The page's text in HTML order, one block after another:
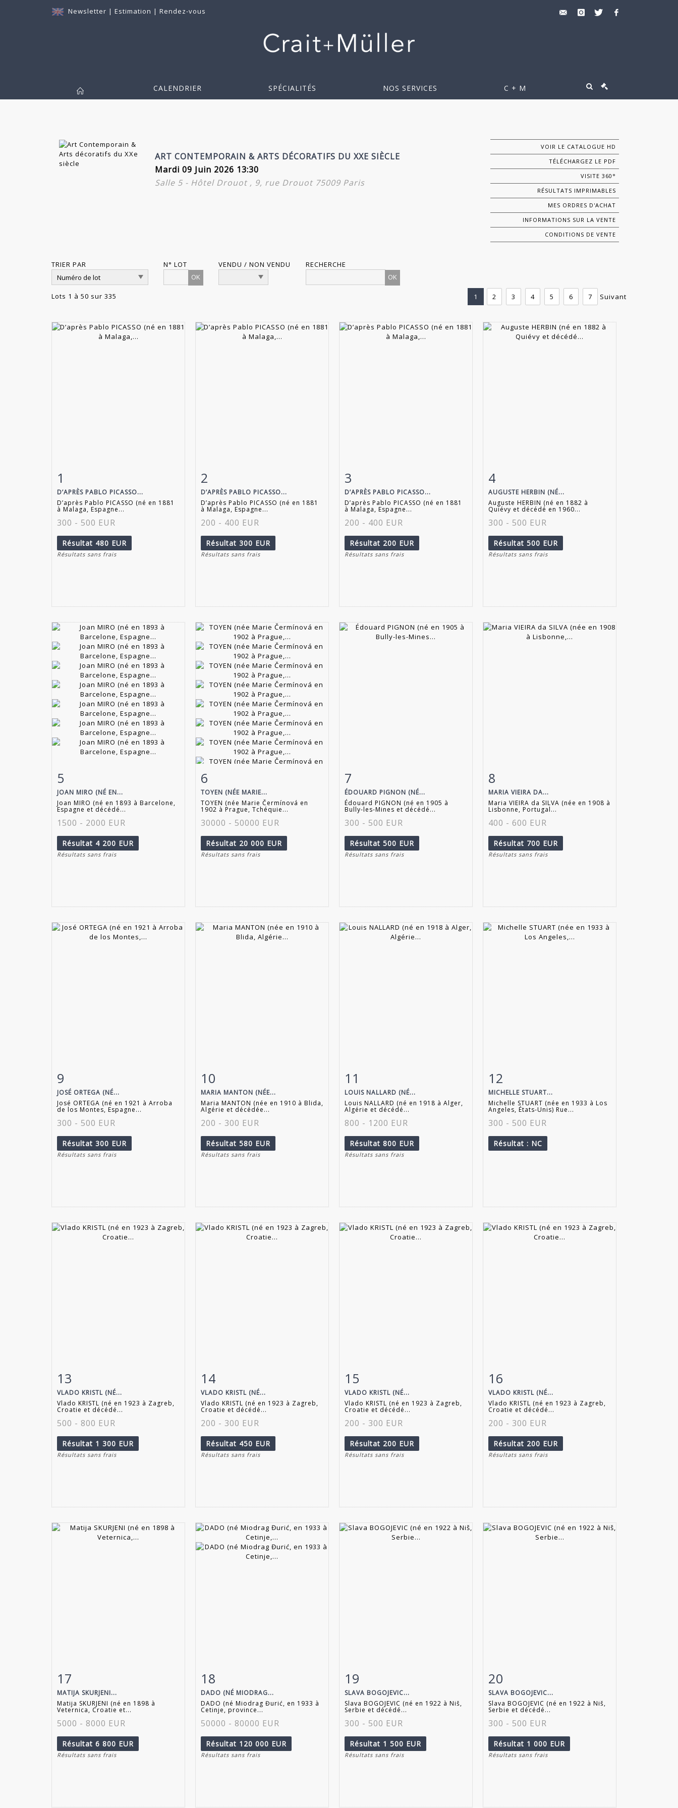
Newsletter | Estimation | Rendez-vous
CALENDRIER SPÉCIALITÉS NOS SERVICES C + M
ART CONTEMPORAIN & ARTS DÉCORATIFS DU XXE SIÈCLE
Mardi 09 Juin 2026 13:30
Salle 5 - Hôtel Drouot , 9, rue Drouot 75009 Paris
VOIR LE CATALOGUE HD
TÉLÉCHARGEZ LE PDF
VISITE 360°
RÉSULTATS IMPRIMABLES
MES ORDRES D'ACHAT
INFORMATIONS SUR LA VENTE
CONDITIONS DE VENTE
TRIER PAR
N° LOT
OK
VENDU / NON VENDU RECHERCHE
Lots 1 à 50 sur 335 1 2 3 4 5 6 7 Suivant
1
D’APRÈS PABLO PICASSO...
D’après Pablo PICASSO (né en 1881
à Malaga, Espagne...
300 - 500 EUR
Résultat 480 EUR
Résultats sans frais
Fiche détaillée
2
D’APRÈS PABLO PICASSO...
D’après Pablo PICASSO (né en 1881
à Malaga, Espagne...
200 - 400 EUR
Résultat 300 EUR
Résultats sans frais
Fiche détaillée
3
D’APRÈS PABLO PICASSO...
D’après Pablo PICASSO (né en 1881
à Malaga, Espagne...
200 - 400 EUR
Résultat 200 EUR
Résultats sans frais
Fiche détaillée
4
AUGUSTE HERBIN (NÉ...
Auguste HERBIN (né en 1882 à
Quiévy et décédé en 1960...
300 - 500 EUR
Résultat 500 EUR
Résultats sans frais
Fiche détaillée
5
JOAN MIRO (NÉ EN...
Joan MIRO (né en 1893 à Barcelone,
Espagne et décédé...
1500 - 2000 EUR
Résultat 4 200 EUR
Résultats sans frais
Fiche détaillée
6
TOYEN (NÉE MARIE...
TOYEN (née Marie Čermínová en
1902 à Prague, Tchéquie...
30000 - 50000 EUR
Résultat 20 000 EUR
Résultats sans frais
Fiche détaillée
7
ÉDOUARD PIGNON (NÉ...
Édouard PIGNON (né en 1905 à
Bully-les-Mines et décédé...
300 - 500 EUR
Résultat 500 EUR
Résultats sans frais
Fiche détaillée
8
MARIA VIEIRA DA...
Maria VIEIRA da SILVA (née en 1908 à
Lisbonne, Portugal...
400 - 600 EUR
Résultat 700 EUR
Résultats sans frais
Fiche détaillée
9
JOSÉ ORTEGA (NÉ...
José ORTEGA (né en 1921 à Arroba
de los Montes, Espagne...
300 - 500 EUR
Résultat 300 EUR
Résultats sans frais
Fiche détaillée
10
MARIA MANTON (NÉE...
Maria MANTON (née en 1910 à Blida,
Algérie et décédée...
200 - 300 EUR
Résultat 580 EUR
Résultats sans frais
Fiche détaillée
11
LOUIS NALLARD (NÉ...
Louis NALLARD (né en 1918 à Alger,
Algérie et décédé...
800 - 1200 EUR
Résultat 800 EUR
Résultats sans frais
Fiche détaillée
12
MICHELLE STUART...
Michelle STUART (née en 1933 à Los
Angeles, États-Unis) Rue...
300 - 500 EUR
Résultat : NC
Fiche détaillée
13
VLADO KRISTL (NÉ...
Vlado KRISTL (né en 1923 à Zagreb,
Croatie et décédé...
500 - 800 EUR
Résultat 1 300 EUR
Résultats sans frais
Fiche détaillée
14
VLADO KRISTL (NÉ...
Vlado KRISTL (né en 1923 à Zagreb,
Croatie et décédé...
200 - 300 EUR
Résultat 450 EUR
Résultats sans frais
Fiche détaillée
15
VLADO KRISTL (NÉ...
Vlado KRISTL (né en 1923 à Zagreb,
Croatie et décédé...
200 - 300 EUR
Résultat 200 EUR
Résultats sans frais
Fiche détaillée
16
VLADO KRISTL (NÉ...
Vlado KRISTL (né en 1923 à Zagreb,
Croatie et décédé...
200 - 300 EUR
Résultat 200 EUR
Résultats sans frais
Fiche détaillée
17
MATIJA SKURJENI...
Matija SKURJENI (né en 1898 à
Veternica, Croatie et...
5000 - 8000 EUR
Résultat 6 800 EUR
Résultats sans frais
Fiche détaillée
18
DADO (NÉ MIODRAG...
DADO (né Miodrag Đurić, en 1933 à
Cetinje, province...
50000 - 80000 EUR
Résultat 120 000 EUR
Résultats sans frais
Fiche détaillée
19
SLAVA BOGOJEVIC...
Slava BOGOJEVIC (né en 1922 à Niš,
Serbie et décédé...
300 - 500 EUR
Résultat 1 500 EUR
Résultats sans frais
Fiche détaillée
20
SLAVA BOGOJEVIC...
Slava BOGOJEVIC (né en 1922 à Niš,
Serbie et décédé...
300 - 500 EUR
Résultat 1 000 EUR
Résultats sans frais